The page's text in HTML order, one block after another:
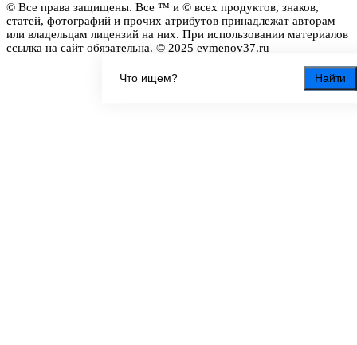
Найти
© Все права защищены. Все ™ и © всех продуктов, знаков,
статей, фотографий и прочих атрибутов принадлежат авторам
или владельцам лицензий на них. При использовании материалов
ссылка на сайт обязательна. © 2025 evmenov37.ru